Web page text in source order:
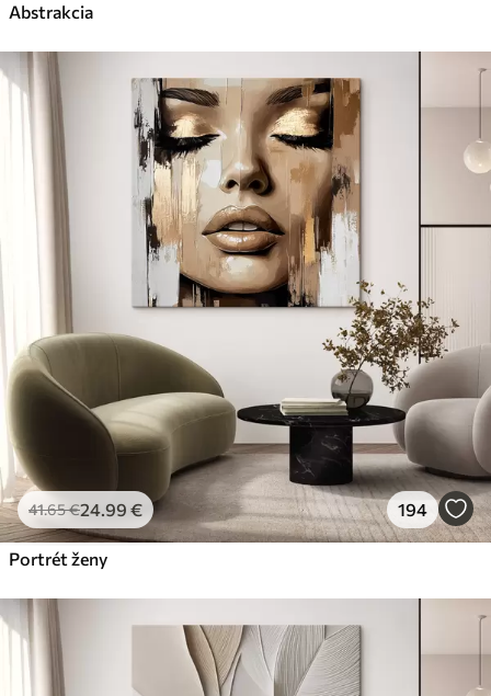
Abstrakcia
41.65€24.99 € 194
Portrét ženy